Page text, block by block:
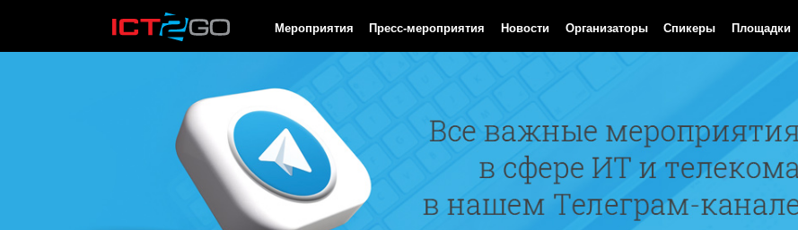
Мероприятия Пресс-мероприятия Новости Организаторы Спикеры Площадки